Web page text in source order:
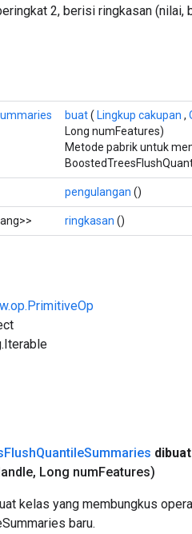
2, berisi ringkasan
buat( Lingkup cakupan ,
Long numFeatures)
Metode pabrik untuk
pengulangan ()
ringkasan ()
FlushQuantileSummaries dibuat
, Long numFeatures)
kelas yang membungkus
baru.